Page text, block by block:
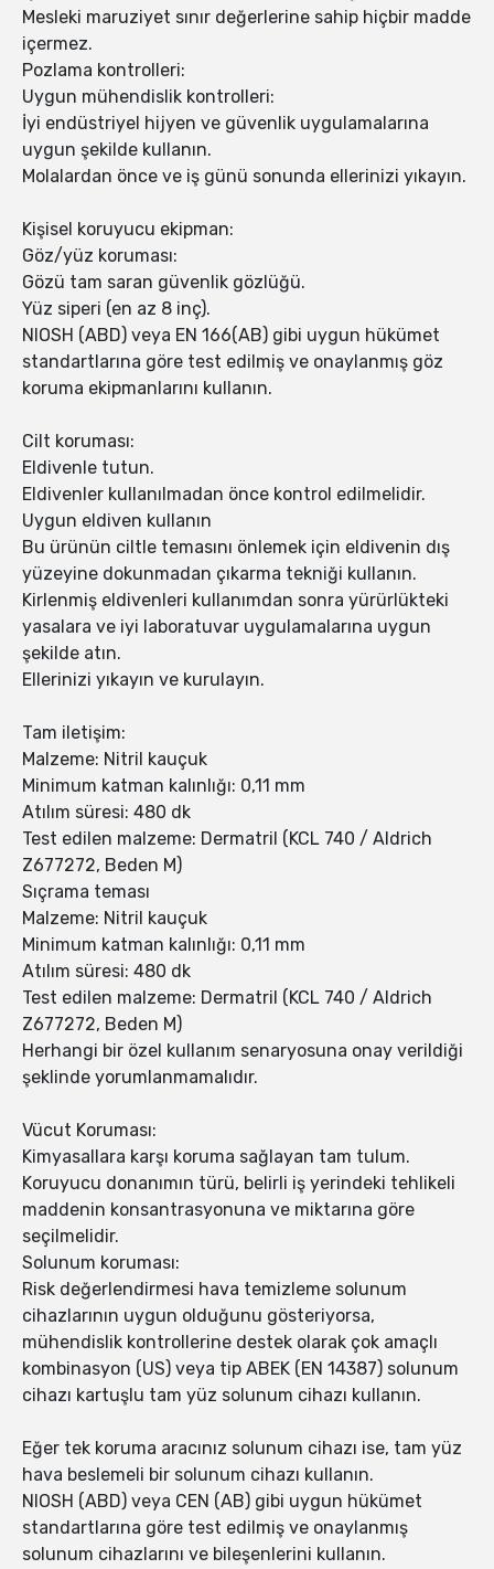
Mesleki maruziyet sınır değerlerine sahip hiçbir madde
içermez.
Pozlama kontrolleri:
Uygun mühendislik kontrolleri:
İyi endüstriyel hijyen ve güvenlik uygulamalarına
uygun şekilde kullanın.
Molalardan önce ve iş günü sonunda ellerinizi yıkayın.
Kişisel koruyucu ekipman:
Göz/yüz koruması:
Gözü tam saran güvenlik gözlüğü.
Yüz siperi (en az 8 inç).
NIOSH (ABD) veya EN 166(AB) gibi uygun hükümet
standartlarına göre test edilmiş ve onaylanmış göz
koruma ekipmanlarını kullanın.
Cilt koruması:
Eldivenle tutun.
Eldivenler kullanılmadan önce kontrol edilmelidir.
Uygun eldiven kullanın
Bu ürünün ciltle temasını önlemek için eldivenin dış
yüzeyine dokunmadan çıkarma tekniği kullanın.
Kirlenmiş eldivenleri kullanımdan sonra yürürlükteki
yasalara ve iyi laboratuvar uygulamalarına uygun
şekilde atın.
Ellerinizi yıkayın ve kurulayın.
Tam iletişim:
Malzeme: Nitril kauçuk
Minimum katman kalınlığı: 0,11 mm
Atılım süresi: 480 dk
Test edilen malzeme: Dermatril (KCL 740 / Aldrich
Z677272, Beden M)
Sıçrama teması
Malzeme: Nitril kauçuk
Minimum katman kalınlığı: 0,11 mm
Atılım süresi: 480 dk
Test edilen malzeme: Dermatril (KCL 740 / Aldrich
Z677272, Beden M)
Herhangi bir özel kullanım senaryosuna onay verildiği
şeklinde yorumlanmamalıdır.
Vücut Koruması:
Kimyasallara karşı koruma sağlayan tam tulum.
Koruyucu donanımın türü, belirli iş yerindeki tehlikeli
maddenin konsantrasyonuna ve miktarına göre
seçilmelidir.
Solunum koruması:
Risk değerlendirmesi hava temizleme solunum
cihazlarının uygun olduğunu gösteriyorsa,
mühendislik kontrollerine destek olarak çok amaçlı
kombinasyon (US) veya tip ABEK (EN 14387) solunum
cihazı kartuşlu tam yüz solunum cihazı kullanın.
Eğer tek koruma aracınız solunum cihazı ise, tam yüz
hava beslemeli bir solunum cihazı kullanın.
NIOSH (ABD) veya CEN (AB) gibi uygun hükümet
standartlarına göre test edilmiş ve onaylanmış
solunum cihazlarını ve bileşenlerini kullanın.